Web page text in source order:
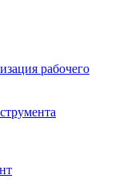
рабочего